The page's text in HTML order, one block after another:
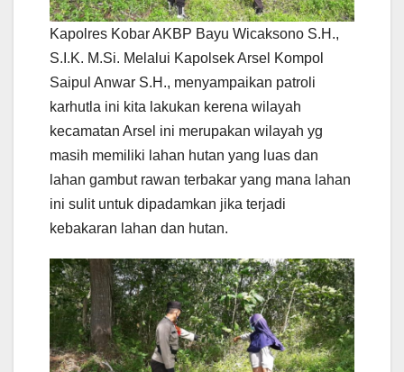
Kapolres Kobar AKBP Bayu Wicaksono S.H.,
S.I.K. M.Si. Melalui Kapolsek Arsel Kompol
Saipul Anwar S.H., menyampaikan patroli
karhutla ini kita lakukan kerena wilayah
kecamatan Arsel ini merupakan wilayah yg
masih memiliki lahan hutan yang luas dan
lahan gambut rawan terbakar yang mana lahan
ini sulit untuk dipadamkan jika terjadi
kebakaran lahan dan hutan.